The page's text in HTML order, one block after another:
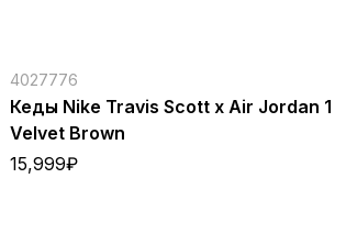
4027776
Кеды Nike Travis Scott x Air Jordan 1
Velvet Brown
15,999₽